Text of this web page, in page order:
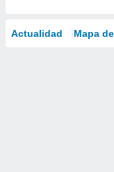
Actualidad Mapa